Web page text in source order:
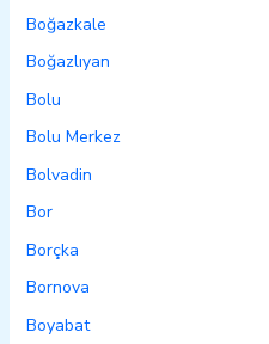
Boğazkale
Boğazlıyan
Bolu
Bolu Merkez
Bolvadin
Bor
Borçka
Bornova
Boyabat